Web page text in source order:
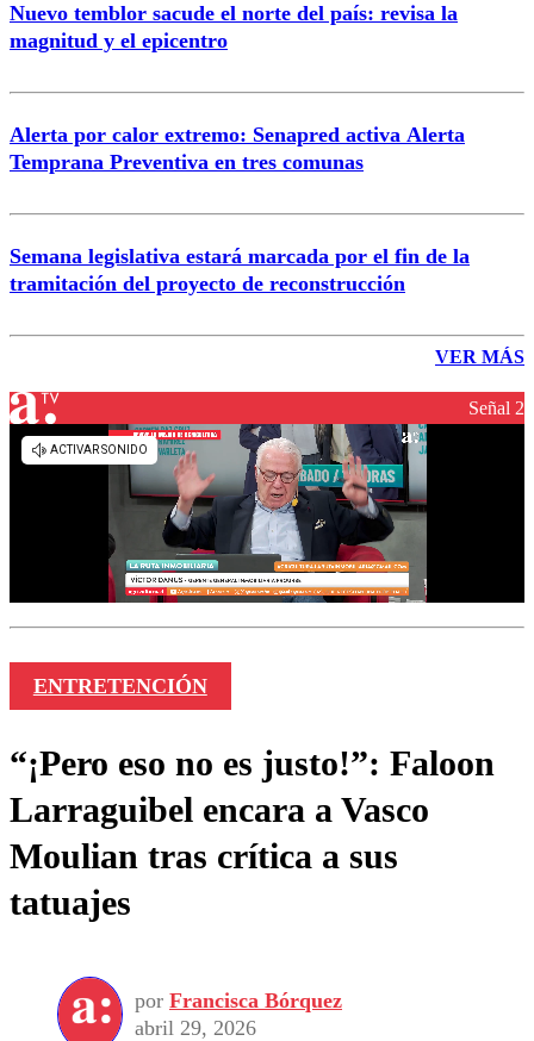
Nuevo temblor sacude el norte del país: revisa la
magnitud y el epicentro
Alerta por calor extremo: Senapred activa Alerta
Temprana Preventiva en tres comunas
Semana legislativa estará marcada por el fin de la
tramitación del proyecto de reconstrucción
VER MÁS
Señal 2
ENTRETENCIÓN
“¡Pero eso no es justo!”: Faloon
Larraguibel encara a Vasco
Moulian tras crítica a sus
tatuajes
por Francisca Bórquez
abril 29, 2026